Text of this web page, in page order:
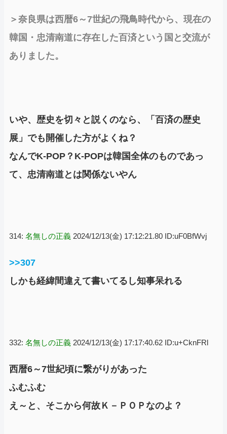
＞奈良県は西暦6～7世紀の飛鳥時代から、現在の
韓国・忠清南道に存在した百済という国と交流が
ありました。
いや、歴史を切々と説くのなら、「百済の歴史
展」でも開催した方がよくね？
なんでK-POP？K-POPは韓国全体のものであっ
て、忠清南道とは関係ないやん
314: 名無しの正義 2024/12/13(金) 17:12:21.80 ID:uF0BfWvj
>>307
しかも経緯間違えて書いてるし知事呆れる
332: 名無しの正義 2024/12/13(金) 17:17:40.62 ID:u+CknFRl
西暦6～7世紀頃に繋がりがあった
ふむふむ
え～と、そこから何故Ｋ－ＰＯＰなのよ？